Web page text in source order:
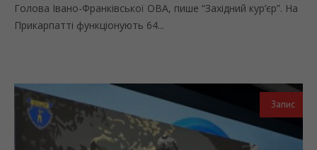
Голова Івано-Франківської ОВА, пише “Західний кур’єр”. На
Прикарпатті функціонують 64...
Запис